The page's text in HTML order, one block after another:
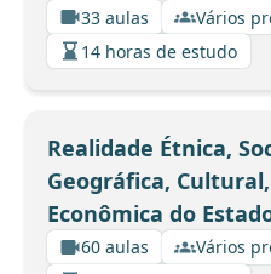
33 aulas
Vários
14 horas de estudo
Realidade Étnica,
Geográfica,
Econômica do
60 aulas
Vários